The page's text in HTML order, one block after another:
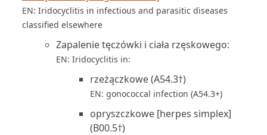
EN: Iridocyclitis in infectious and parasitic diseases
classified elsewhere
Zapalenie tęczówki i ciała rzęskowego:
EN: Iridocyclitis in:
rzeżączkowe (A54.3†)
EN: gonococcal infection (A54.3+)
opryszczkowe [herpes simplex]
(B00.5†)